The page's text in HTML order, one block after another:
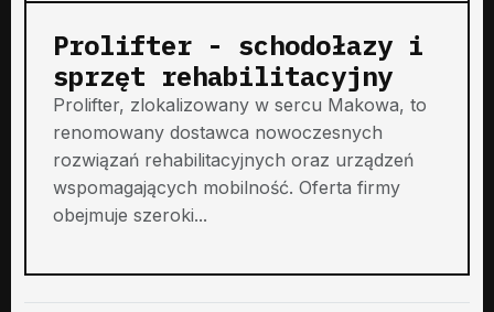
Prolifter - schodołazy i
sprzęt rehabilitacyjny
Prolifter, zlokalizowany w sercu Makowa, to
renomowany dostawca nowoczesnych
rozwiązań rehabilitacyjnych oraz urządzeń
wspomagających mobilność. Oferta firmy
obejmuje szeroki...